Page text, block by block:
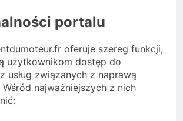
portalu
oferuje szereg funkcji,
użytkownikom dostęp do
usług związanych z naprawą
najważniejszych z nich